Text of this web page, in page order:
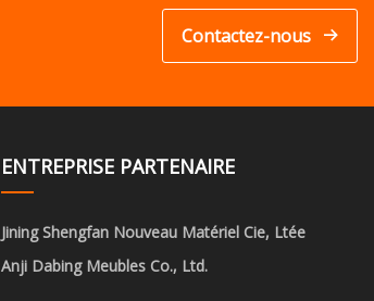
Contactez-nous
ENTREPRISE PARTENAIRE
Jining Shengfan Nouveau Matériel Cie, Ltée
Anji Dabing Meubles Co., Ltd.